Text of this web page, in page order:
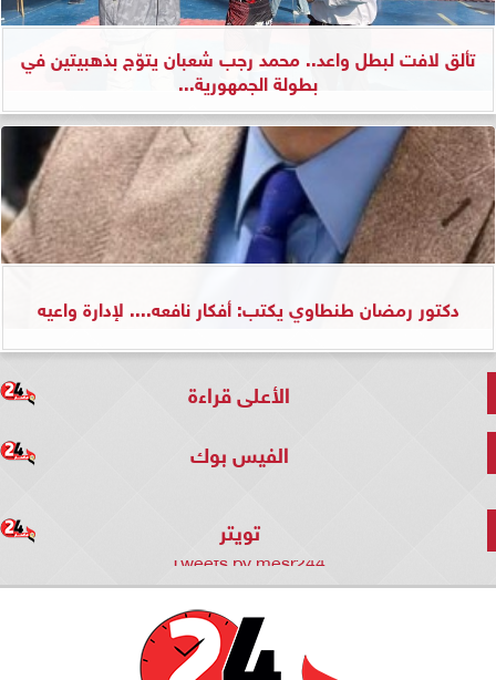
تألق لافت لبطل واعد.. محمد رجب شعبان يتوّج بذهبيتين في
بطولة الجمهورية...
دكتور رمضان طنطاوي يكتب: أفكار نافعه.... لإدارة واعيه
الأعلى قراءة
الفيس بوك
تويتر
Tweets by mesr244